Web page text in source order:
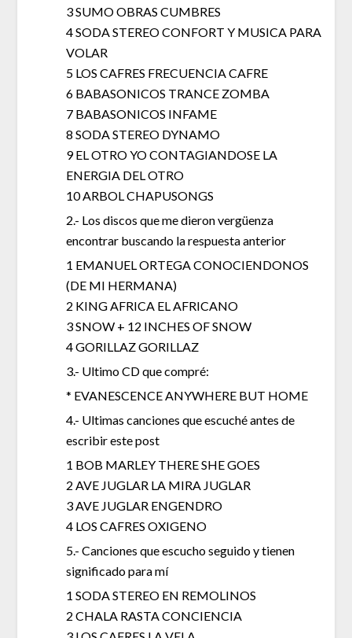
3 SUMO OBRAS CUMBRES
4 SODA STEREO CONFORT Y MUSICA PARA
VOLAR
5 LOS CAFRES FRECUENCIA CAFRE
6 BABASONICOS TRANCE ZOMBA
7 BABASONICOS INFAME
8 SODA STEREO DYNAMO
9 EL OTRO YO CONTAGIANDOSE LA
ENERGIA DEL OTRO
10 ARBOL CHAPUSONGS
2.- Los discos que me dieron vergüenza
encontrar buscando la respuesta anterior
1 EMANUEL ORTEGA CONOCIENDONOS
(DE MI HERMANA)
2 KING AFRICA EL AFRICANO
3 SNOW + 12 INCHES OF SNOW
4 GORILLAZ GORILLAZ
3.- Ultimo CD que compré:
* EVANESCENCE ANYWHERE BUT HOME
4.- Ultimas canciones que escuché antes de
escribir este post
1 BOB MARLEY THERE SHE GOES
2 AVE JUGLAR LA MIRA JUGLAR
3 AVE JUGLAR ENGENDRO
4 LOS CAFRES OXIGENO
5.- Canciones que escucho seguido y tienen
significado para mí
1 SODA STEREO EN REMOLINOS
2 CHALA RASTA CONCIENCIA